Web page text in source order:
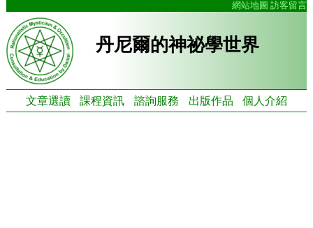
網站地圖 訪客留言
丹尼爾的神祕學世界
文章選讀 課程資訊 諮詢服務 出版作品 個人介紹